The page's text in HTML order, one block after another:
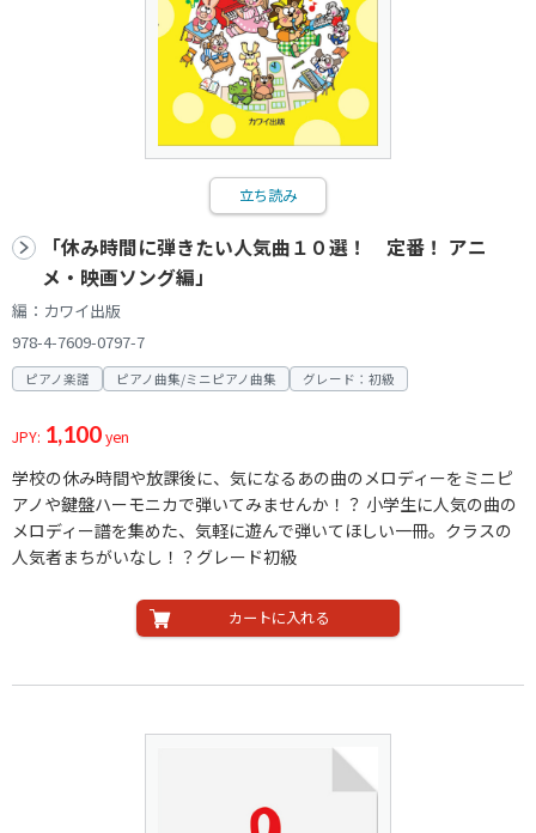
立ち読み
「休み時間に弾きたい人気曲１０選！ 定番！ アニ
メ・映画ソング編」
編：カワイ出版
978-4-7609-0797-7
ピアノ楽譜 ピアノ曲集/ミニピアノ曲集 グレード：初級
JPY: 1,100yen
学校の休み時間や放課後に、気になるあの曲のメロディーをミニピ
アノや鍵盤ハーモニカで弾いてみませんか！？ 小学生に人気の曲の
メロディー譜を集めた、気軽に遊んで弾いてほしい一冊。クラスの
人気者まちがいなし！？グレード初級
カートに入れる